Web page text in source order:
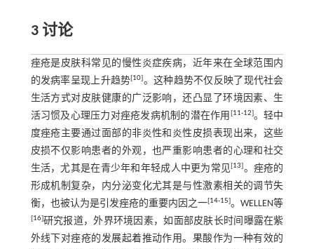
3 讨论
痤疮是皮肤科常见的慢性炎症疾病，近年来在全球范围内
的发病率呈现上升趋势[10]。这种趋势不仅反映了现代社会
生活方式对皮肤健康的广泛影响，还凸显了环境因素、生
活习惯及心理压力对痤疮发病机制的潜在作用 [11-12]。轻中
度痤疮主要通过面部的非炎性和炎性皮损表现出来，这些
皮损不仅影响患者的外观，也严重影响患者的心理和社交
生活，尤其是在青少年和年轻成人中更为常见[13]。痤疮的
形成机制复杂，内分泌变化尤其是与性激素相关的调节失
衡，也被认为是引发痤疮的重要内因之一[14-15]。WELLEN等
[16]研究报道，外界环境因素，如面部皮肤长时间曝露在紫
外线下对痤疮的发展起着推动作用。果酸作为一种有效的